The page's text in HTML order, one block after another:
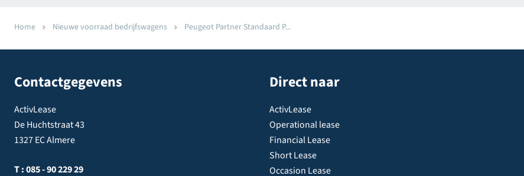
Home Nieuwe voorraad bedrijfswagens Peugeot Partner Standaard P...
Contactgegevens
ActivLease
De Huchtstraat 43
1327 EC Almere
T :085 - 90 229 29
Direct naar
ActivLease
Operational lease
Financial Lease
Short Lease
Occasion Lease